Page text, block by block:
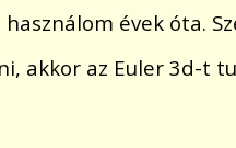
évek óta.
akkor az Euler 3d-t